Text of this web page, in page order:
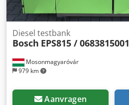
Mosonmagyaróvár
979 km
Diesel testbank
Bosch EPS815 / 0683815001
Aanvragen